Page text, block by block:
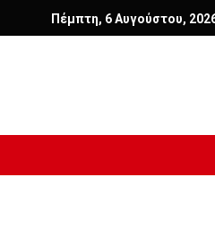
Πέμπτη, 6 Αυγούστου,